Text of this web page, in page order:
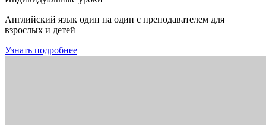
Английский язык один на один с преподавателем для
взрослых и детей
Узнать подробнее